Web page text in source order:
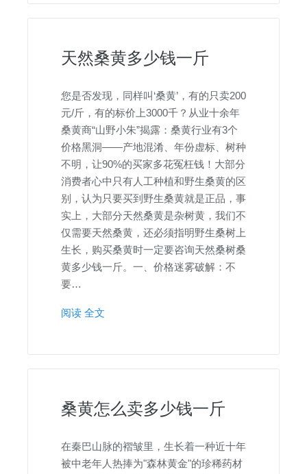
天然桑黄多少钱一斤
您是否发现，同样叫‘桑黄’，有的只卖200
元/斤，有的标价上3000千？从业十余年
桑黄商“山野小朱”揭露：桑黄行业有3个
价格黑洞——产地混淆、年份虚标、树种
不明，让90%的买家多花冤枉钱！大部分
消费者心中只有人工种植和野生桑黄的区
别，认为只要买到野生桑黄就是正品，事
实上，大部分天然桑黄是杂树黄，我们不
仅需要天然桑黄，还必须指明野生桑树上
生长，购买桑黄时一定要咨询天然桑树桑
黄多少钱一斤。一、价格迷雾破解：不
要…
阅读 全文
桑黄怎么卖多少钱一斤
在秦巴山脉的褶皱里，生长着一种近十年
被中老年人热捧为"森林黄金"的珍稀药材